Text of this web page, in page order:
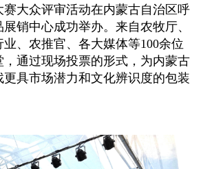
大众评审活动在内蒙古自治区呼
销中心成功举办。来自农牧厅、
、农推官、各大媒体等100余位
通过现场投票的形式，为内蒙古
具市场潜力和文化辨识度的包装